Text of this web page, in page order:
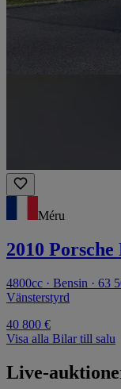
Méru
2010
4800cc · Bensin · 63
Vänsterstyrd
40 800 €
Visa alla Bilar till salu
Live-